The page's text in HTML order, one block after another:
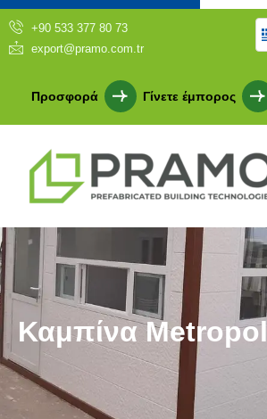
+90 533 377 80 73
export@pramo.com.tr
Προσφορά Γίνετε έμπορος
Καμπίνα Metropol